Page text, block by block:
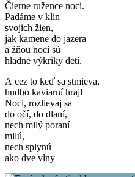
Čierne ružence nocí.
Padáme v klin
svojich žien,
jak kamene do jazera
a žňou nocí sú
hladné výkriky detí.
A cez to keď sa stmieva,
hudbo kaviarní hraj!
Noci, rozlievaj sa
do očí, do dlaní,
nech milý poraní
milú,
nech splynú
ako dve vlny –